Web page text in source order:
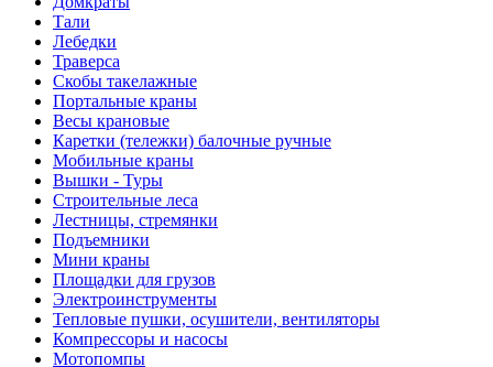
Тали
Лебедки
Траверса
Скобы такелажные
Портальные краны
Весы крановые
Каретки (тележки) балочные ручные
Мобильные краны
Вышки - Туры
Строительные леса
Лестницы, стремянки
Подъемники
Мини краны
Площадки для грузов
Электроинструменты
Тепловые пушки, осушители, вентиляторы
Компрессоры и насосы
Мотопомпы